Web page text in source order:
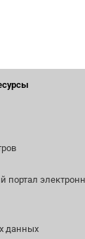
портал
данных